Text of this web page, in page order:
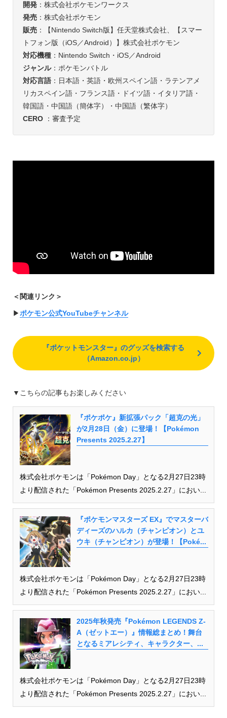
開発：株式会社ポケモンワークス
発売：株式会社ポケモン
販売：【Nintendo Switch版】任天堂株式会社、【スマー
トフォン版（iOS／Android）】株式会社ポケモン
対応機種：Nintendo Switch・iOS／Android
ジャンル：ポケモンバトル
対応言語：日本語・英語・欧州スペイン語・ラテンアメ
リカスペイン語・フランス語・ドイツ語・イタリア語・
韓国語・中国語（簡体字）・中国語（繁体字）
CERO：審査予定
＜関連リンク＞
▶︎ポケモン公式YouTubeチャンネル
『ポケットモンスター』のグッズを検索する
（Amazon.co.jp）
▼こちらの記事もお楽しみください
『ポケポケ』新拡張パック「超克の光」
が2月28日（金）に登場！【Pokémon
Presents 2025.2.27】
株式会社ポケモンは「Pokémon Day」となる2月27日23時
より配信された「Pokémon Presents 2025.2.27」におい...
『ポケモンマスターズ EX』でマスターバ
ディーズのハルカ（チャンピオン）とユ
ウキ（チャンピオン）が登場！【Poké...
株式会社ポケモンは「Pokémon Day」となる2月27日23時
より配信された「Pokémon Presents 2025.2.27」におい...
2025年秋発売『Pokémon LEGENDS Z-
A（ゼットエー）』情報総まとめ！舞台
となるミアレシティ、キャラクター、...
株式会社ポケモンは「Pokémon Day」となる2月27日23時
より配信された「Pokémon Presents 2025.2.27」におい...